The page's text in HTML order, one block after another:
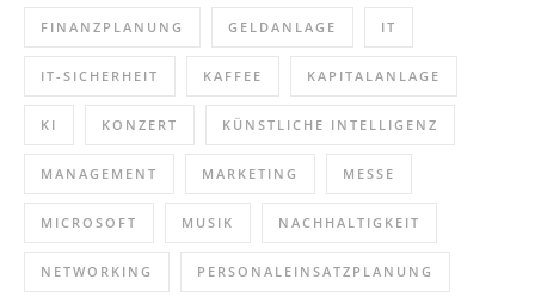
FINANZPLANUNG GELDANLAGE IT
IT-SICHERHEIT KAFFEE KAPITALANLAGE
KI KONZERT KÜNSTLICHE INTELLIGENZ
MANAGEMENT MARKETING MESSE
MICROSOFT MUSIK NACHHALTIGKEIT
NETWORKING PERSONALEINSATZPLANUNG